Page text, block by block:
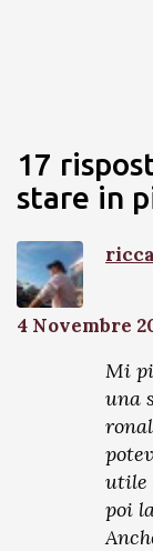
17
stare in
4 Novembre
Mi
una
utile
poi